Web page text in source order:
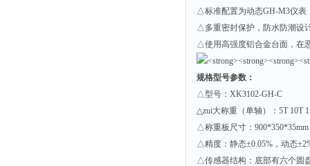
△标准配置为动态GH-M3仪表
△多重密封保护，防水防潮设
△使用高强度铝合金台面，在
规格型号参数：
△型号：XK3102-GH-C
△zui大称重（单轴）：5T 10T
△称重板尺寸：900*350*35mm
△精度：静态±0.05%，动态
△传感器结构：底部有六个圆